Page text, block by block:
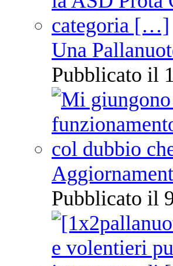
Una
Pubblicato il
Pubblicato il